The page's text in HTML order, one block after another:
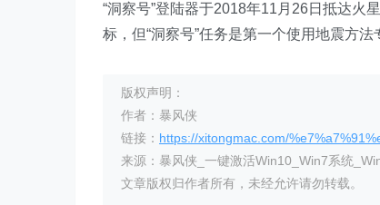
“洞察号”登陆器于2018年11月26日抵达火
标，但“洞察号”任务是第一个使用地震方法
版权声明：
作者：暴风侠
链接： https://xitongmac.com/
来源：暴风侠_一键激活Win10_Win7系统
文章版权归作者所有，未经允许请勿转载。